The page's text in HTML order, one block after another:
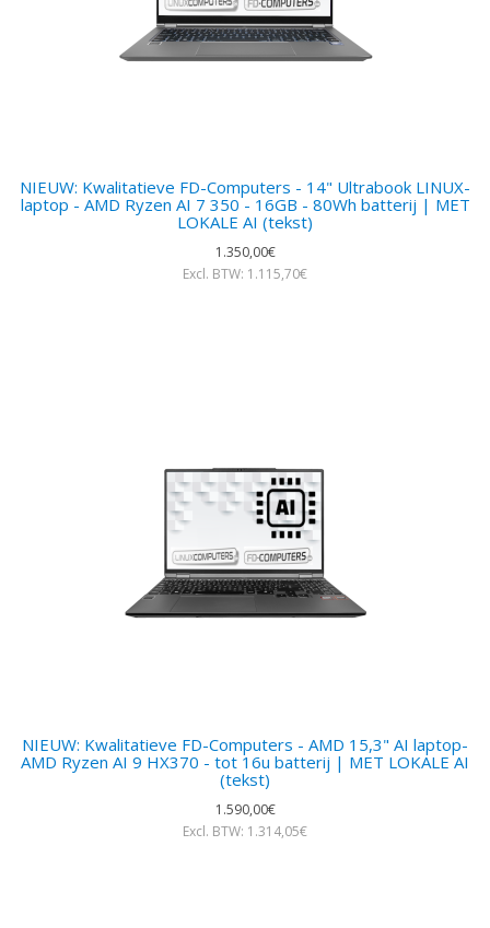
NIEUW: Kwalitatieve FD-Computers - 14" Ultrabook LINUX-
laptop - AMD Ryzen AI 7 350 - 16GB - 80Wh batterij | MET
LOKALE AI (tekst)
1.350,00€
Excl. BTW: 1.115,70€
NIEUW: Kwalitatieve FD-Computers - AMD 15,3" AI laptop-
AMD Ryzen AI 9 HX370 - tot 16u batterij | MET LOKALE AI
(tekst)
1.590,00€
Excl. BTW: 1.314,05€